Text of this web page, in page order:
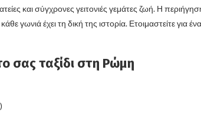
και σύγχρονες γειτονιές γεμάτες ζωή. Η
γωνιά έχει τη δική της ιστορία. Ετοιμαστείτε για
σας ταξίδι στη Ρώμη